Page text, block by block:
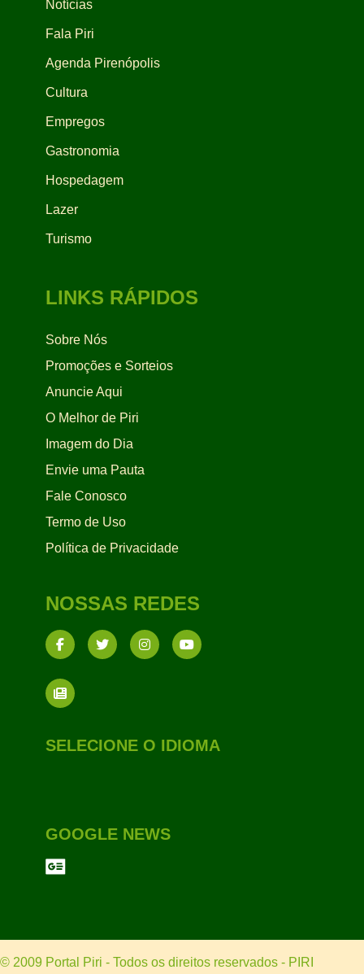
Notícias
Fala Piri
Agenda Pirenópolis
Cultura
Empregos
Gastronomia
Hospedagem
Lazer
Turismo
LINKS RÁPIDOS
Sobre Nós
Promoções e Sorteios
Anuncie Aqui
O Melhor de Piri
Imagem do Dia
Envie uma Pauta
Fale Conosco
Termo de Uso
Política de Privacidade
NOSSAS REDES
SELECIONE O IDIOMA
GOOGLE NEWS
© 2009 Portal Piri - Todos os direitos reservados - PIRI